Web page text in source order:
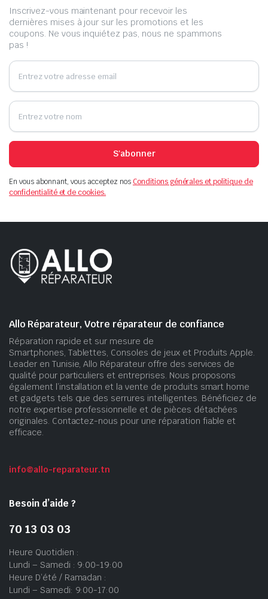
Inscrivez-vous maintenant pour recevoir les
dernières mises à jour sur les promotions et les
coupons. Ne vous inquiétez pas, nous ne spammons
pas !
S'abonner
En vous abonnant, vous acceptez nosConditions générales et politique de
confidentialité et de cookies.
Allo Réparateur, Votre réparateur de confiance
Réparation rapide et sur mesure de
Smartphones, Tablettes, Consoles de jeux et Produits Apple.
Leader en Tunisie, Allo Réparateur offre des services de
qualité pour particuliers et entreprises. Nous proposons
également l’installation et la vente de produits smart home
et gadgets tels que des serrures intelligentes. Bénéficiez de
notre expertise professionnelle et de pièces détachées
originales. Contactez-nous pour une réparation fiable et
efficace.
info@allo-reparateur.tn
Besoin d’aide ?
70 13 03 03
Heure Quotidien :
Lundi – Samedi : 9:00-19:00
Heure D’été / Ramadan :
Lundi – Samedi: 9:00-17:00